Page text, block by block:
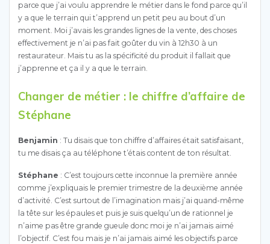
parce que j’ai voulu apprendre le métier dans le fond parce qu’il
y a que le terrain qui t’apprend un petit peu au bout d’un
moment. Moi j’avais les grandes lignes de la vente, des choses
effectivement je n’ai pas fait goûter du vin à 12h30 à un
restaurateur. Mais tu as la spécificité du produit il fallait que
j’apprenne et ça il y a que le terrain.
Changer de métier : le chiffre d’affaire de
Stéphane
Benjamin : Tu disais que ton chiffre d’affaires était satisfaisant,
tu me disais ça au téléphone t’étais content de ton résultat.
Stéphane : C’est toujours cette inconnue la première année
comme j’expliquais le premier trimestre de la deuxième année
d’activité. C’est surtout de l’imagination mais j’ai quand-même
la tête sur les épaules et puis je suis quelqu’un de rationnel je
n’aime pas être grande gueule donc moi je n’ai jamais aimé
l’objectif. C’est fou mais je n’ai jamais aimé les objectifs parce